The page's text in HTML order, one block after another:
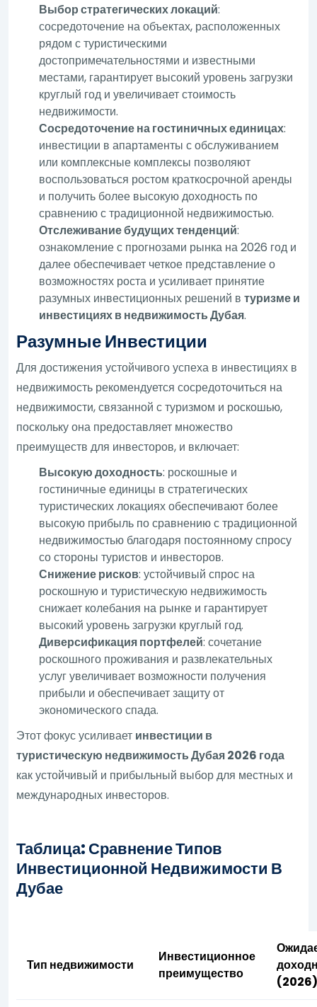
Выбор стратегических локаций:
сосредоточение на объектах, расположенных
рядом с туристическими
достопримечательностями и известными
местами, гарантирует высокий уровень загрузки
круглый год и увеличивает стоимость
недвижимости.
Сосредоточение на гостиничных единицах:
инвестиции в апартаменты с обслуживанием
или комплексные комплексы позволяют
воспользоваться ростом краткосрочной аренды
и получить более высокую доходность по
сравнению с традиционной недвижимостью.
Отслеживание будущих тенденций:
ознакомление с прогнозами рынка на 2026 год и
далее обеспечивает четкое представление о
возможностях роста и усиливает принятие
разумных инвестиционных решений втуризме и
инвестициях в недвижимость Дубая.
Разумные Инвестиции
Для достижения устойчивого успеха в инвестициях в
недвижимость рекомендуется сосредоточиться на
недвижимости, связанной с туризмом и роскошью,
поскольку она предоставляет множество
преимуществ для инвесторов, и включает:
Высокую доходность: роскошные и
гостиничные единицы в стратегических
туристических локациях обеспечивают более
высокую прибыль по сравнению с традиционной
недвижимостью благодаря постоянному спросу
со стороны туристов и инвесторов.
Снижение рисков: устойчивый спрос на
роскошную и туристическую недвижимость
снижает колебания на рынке и гарантирует
высокий уровень загрузки круглый год.
Диверсификация портфелей: сочетание
роскошного проживания и развлекательных
услуг увеличивает возможности получения
прибыли и обеспечивает защиту от
экономического спада.
Этот фокус усиливает инвестиции в
туристическую недвижимость Дубая 2026 года
как устойчивый и прибыльный выбор для местных и
международных инвесторов.
Таблица: Сравнение Типов
Инвестиционной Недвижимости В
Дубае
Тип недвижимости
Инвестиционное
преимущество